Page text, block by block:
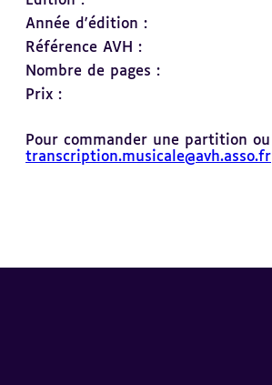
Année d'édition :
Référence AVH :
Nombre de pages :
Prix :
Pour commander une partition
transcription.musicale@avh.asso.fr